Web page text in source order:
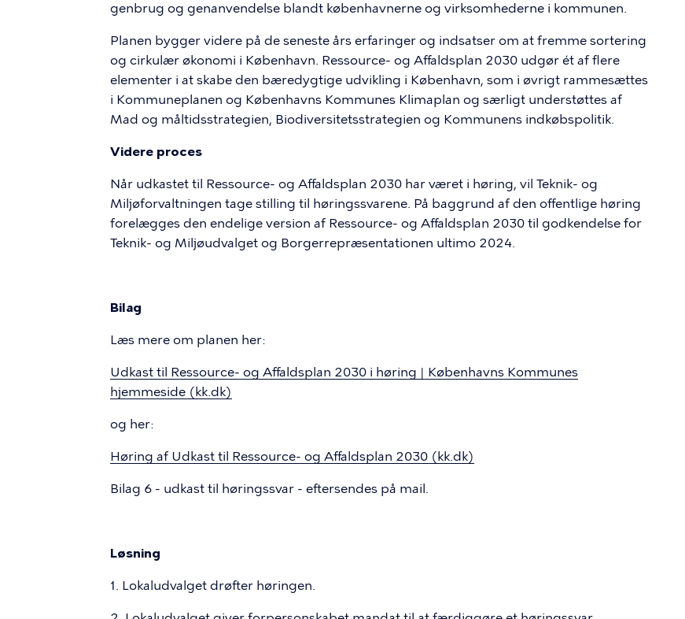
genbrug og genanvendelse blandt københavnerne og virksomhederne i kommunen.
Planen bygger videre på de seneste års erfa­ringer og indsatser om at fremme sortering
og cirkulær økonomi i København. Ressource- og Affaldsplan 2030 udgør ét af flere
elementer i at skabe den bæredygtige udvikling i København, som i øvrigt rammesættes
i Kommuneplanen og Københavns Kommunes Klimaplan og særligt understøttes af
Mad og måltidsstrategien, Biodiversitetsstrategien og Kommunens indkøbspolitik.
Videre proces
Når udkastet til Ressource- og Affaldsplan 2030 har været i høring, vil Teknik- og
Miljøforvaltningen tage stilling til høringssvarene. På baggrund af den offentlige høring
forelægges den endelige version af Ressource- og Affaldsplan 2030 til godkendelse for
Teknik- og Miljøudvalget og Borgerrepræsentationen ultimo 2024.
Bilag
Læs mere om planen her:
Udkast til Ressource- og Affaldsplan 2030 i høring | Københavns Kommunes
hjemmeside (kk.dk)
og her:
Høring af Udkast til Ressource- og Affaldsplan 2030 (kk.dk)
Bilag 6 - udkast til høringssvar - eftersendes på mail.
Løsning
1. Lokaludvalget drøfter høringen.